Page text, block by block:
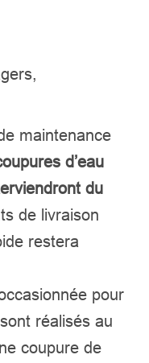
maintenance
d’eau
du
de livraison
restera
pour
réalisés au
coupure de